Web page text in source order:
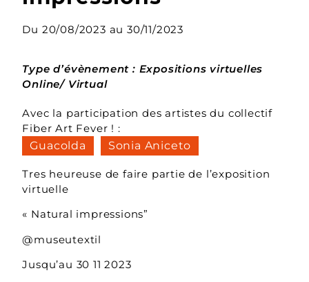
Du 20/08/2023 au 30/11/2023
Type d’évènement : Expositions virtuelles
Online/ Virtual
Avec la participation des artistes du collectif
Fiber Art Fever ! :
Guacolda
Sonia Aniceto
Tres heureuse de faire partie de l’exposition
virtuelle
« Natural impressions”
@museutextil
Jusqu’au 30 11 2023